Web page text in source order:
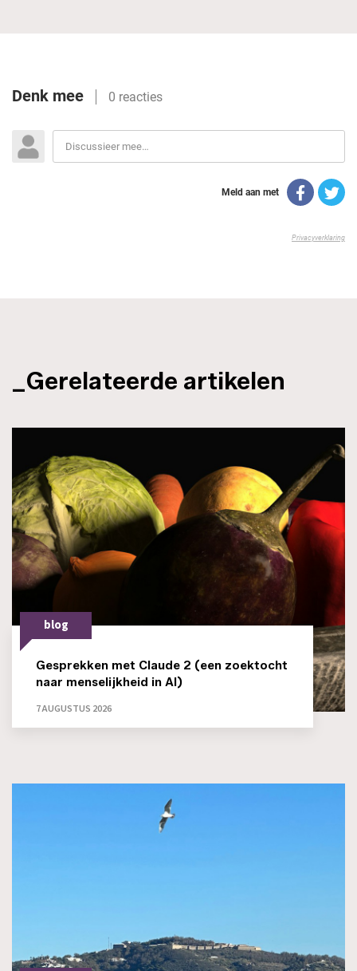
_Gerelateerde artikelen
blog
Gesprekken met Claude 2 (een zoektocht
naar menselijkheid in AI)
7 AUGUSTUS 2026